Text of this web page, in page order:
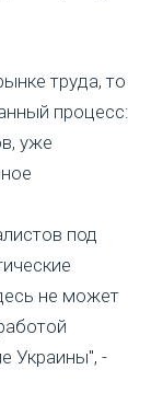
труда, то
процесс:
уже
под
не может
Украины", -